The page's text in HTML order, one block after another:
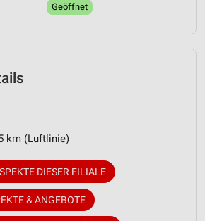
Geöffnet
km (Luftlinie)
DIESER FILIALE
& ANGEBOTE